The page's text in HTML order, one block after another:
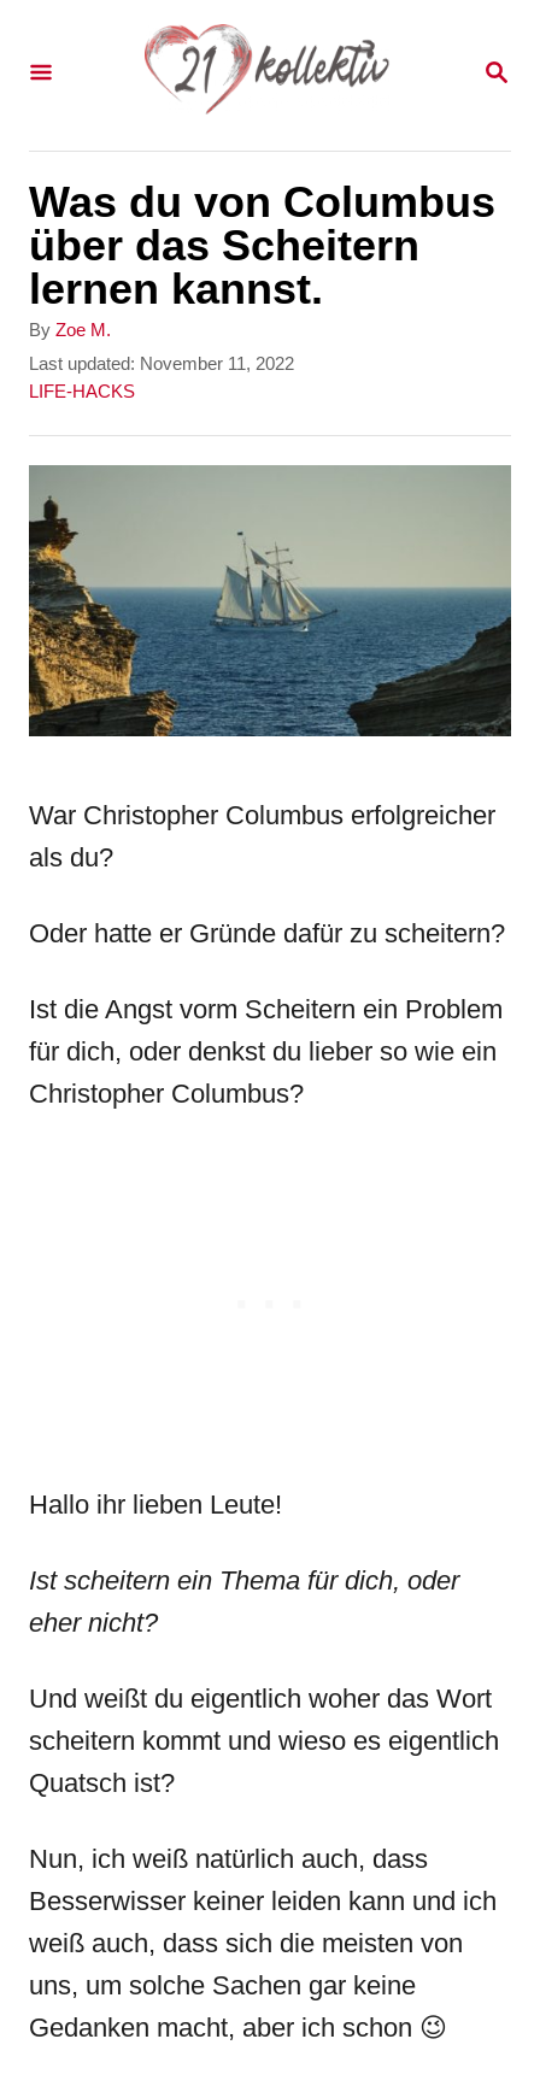
S
R
H
Was du von Columbus
über das Scheitern
lernen kannst.
By A
u
t
o
r
Zoe M.
P
o
o
n
Last updated: November 11, 2022
C
o
r
i
e
s
LIFE-HACKS
War Christopher Columbus erfolgreicher
als du?
Oder hatte er Gründe dafür zu scheitern?
Ist die Angst vorm Scheitern ein Problem
für dich, oder denkst du lieber so wie ein
Christopher Columbus?
Hallo ihr lieben Leute!
Ist scheitern ein Thema für dich, oder
eher nicht?
Und weißt du eigentlich woher das Wort
scheitern kommt und wieso es eigentlich
Quatsch ist?
Nun, ich weiß natürlich auch, dass
Besserwisser keiner leiden kann und ich
weiß auch, dass sich die meisten von
uns, um solche Sachen gar keine
Gedanken macht, aber ich schon 😉